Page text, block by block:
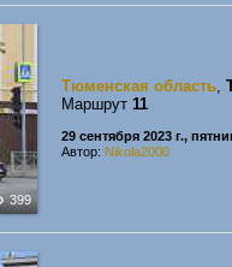
399
Тюменская область,
Маршрут 11
29 сентября 2023 г.,
Автор: Nikola2000